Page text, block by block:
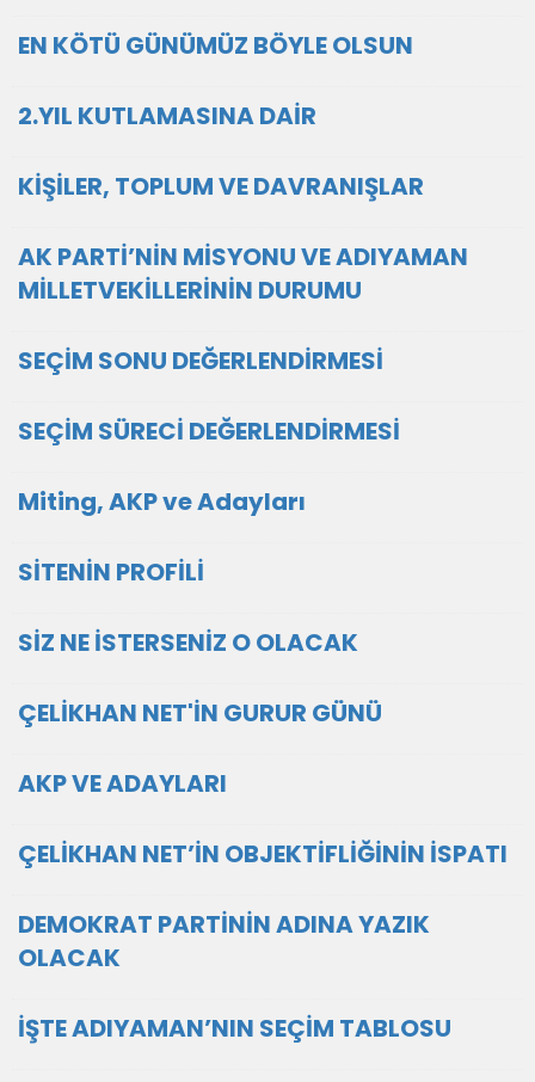
EN KÖTÜ GÜNÜMÜZ BÖYLE OLSUN
2.YIL KUTLAMASINA DAİR
KİŞİLER, TOPLUM VE DAVRANIŞLAR
AK PARTİ’NİN MİSYONU VE ADIYAMAN
MİLLETVEKİLLERİNİN DURUMU
SEÇİM SONU DEĞERLENDİRMESİ
SEÇİM SÜRECİ DEĞERLENDİRMESİ
Miting, AKP ve Adayları
SİTENİN PROFİLİ
SİZ NE İSTERSENİZ O OLACAK
ÇELİKHAN NET'İN GURUR GÜNÜ
AKP VE ADAYLARI
ÇELİKHAN NET’İN OBJEKTİFLİĞİNİN İSPATI
DEMOKRAT PARTİNİN ADINA YAZIK
OLACAK
İŞTE ADIYAMAN’NIN SEÇİM TABLOSU